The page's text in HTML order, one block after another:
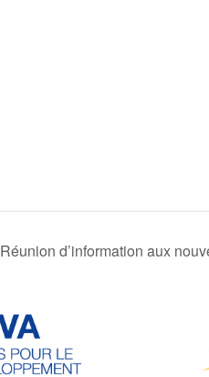
Réunion d’information aux